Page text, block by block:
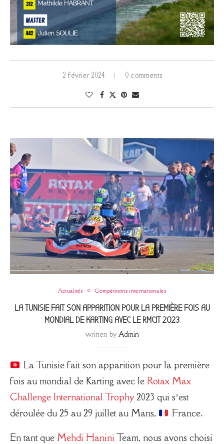
2 février 2024 0 comments
Actualités Compétitions internationales
LA TUNISIE FAIT SON APPARITION POUR LA PREMIÈRE FOIS AU
MONDIAL DE KARTING AVEC LE RMCIT 2023
written by Admin
La Tunisie fait son apparition pour la première
fois au mondial de Karting avec le Rotax Max
Challenge International Trophy 2023 qui s’est
déroulée du 25 au 29 juillet au Mans,
France.
En tant que Mehdi Hanini Team, nous avons choisi